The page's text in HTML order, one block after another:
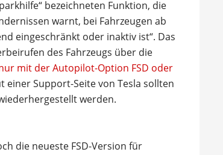
bezeichneten Funktion, die
warnt, bei Fahrzeugen ab
eingeschränkt oder inaktiv ist“. Das
des Fahrzeugs über die
mit der Autopilot-Option FSD oder
einer Support-Seite von Tesla sollten
werden.
die neueste FSD-Version für